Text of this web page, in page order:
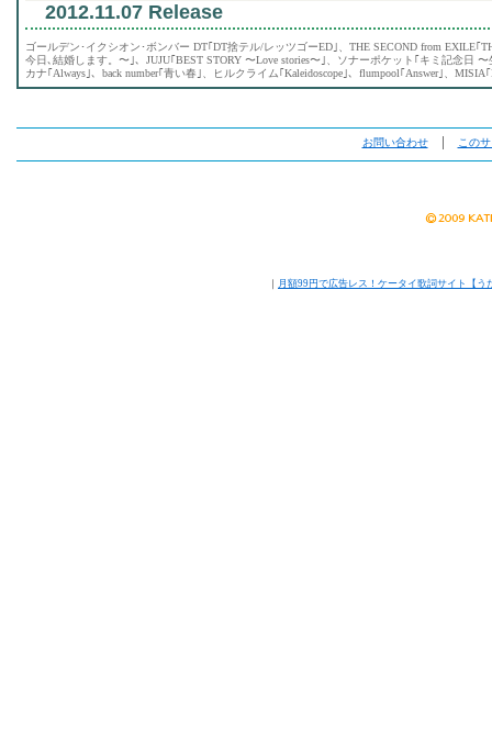
2012.11.07 Release
ゴールデン･イクシオン･ボンバー DT｢DT捨テル/レッツゴーED｣、THE SECOND from EXILE｢
今日､結婚します。〜｣、JUJU｢BEST STORY 〜Love stories〜｣、ソナーポケット｢キミ記念日
カナ｢Always｣、back number｢青い春｣、ヒルクライム｢Kaleidoscope｣、flumpool｢Answer｣、MISIA
お問い合わせ│ この
｜ 月額99円で広告レス！ケータイ歌詞サイト【う